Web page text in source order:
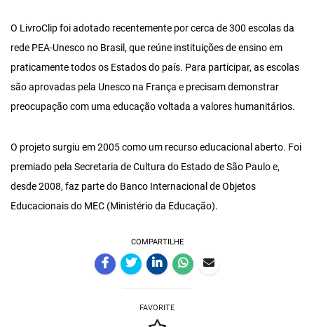
O LivroClip foi adotado recentemente por cerca de 300 escolas da
rede PEA-Unesco no Brasil, que reúne instituições de ensino em
praticamente todos os Estados do país. Para participar, as escolas
são aprovadas pela Unesco na França e precisam demonstrar
preocupação com uma educação voltada a valores humanitários.
O projeto surgiu em 2005 como um recurso educacional aberto. Foi
premiado pela Secretaria de Cultura do Estado de São Paulo e,
desde 2008, faz parte do Banco Internacional de Objetos
Educacionais do MEC (Ministério da Educação).
COMPARTILHE
FAVORITE